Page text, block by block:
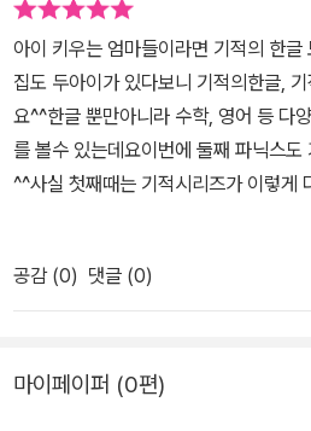
아이 키우는 엄마들이라면 기적의 한글
집도 두아이가 있다보니 기적의한글,
요^^한글 뿐만아니라 수학, 영어 등 다
를 볼수 있는데요이번에 둘째 파닉스
^^사실 첫째때는 기적시리즈가 이렇게
다른 출판사 다른 문제집으로 학습했는
해봐서 비교할수있는점을 알려드릴게
학, 외국어, 유아 학습서, 어린이 교양
운 그림체로 재미있게 시작할 수 있어
공감 (0) 댓글 (0)
마이페이퍼 (0편)